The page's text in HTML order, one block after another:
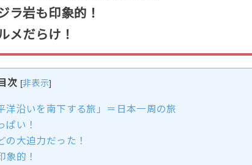
ラ岩も印象的！
メだらけ！
目次 [非表示]
洋沿いを南下する旅」＝日本一周の旅
ぱい！
の大迫力だった！
象的！